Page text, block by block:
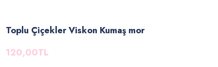
Toplu Çiçekler Viskon Kumaş mor
120,00TL